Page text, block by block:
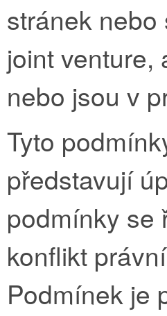
stránek
joint venture,
nebo jsou v
Tyto
představují
podmínky se
konflikt
Podmínek je